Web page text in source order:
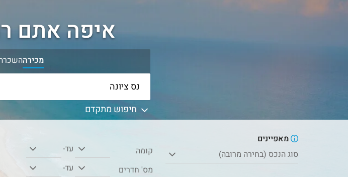
איפה אתם
מכירה
חיפוש מתקדם
מאפיינים
סוג הנכס (בחירה מרובה)
קומה
עד-
מס' חדרים
עד-